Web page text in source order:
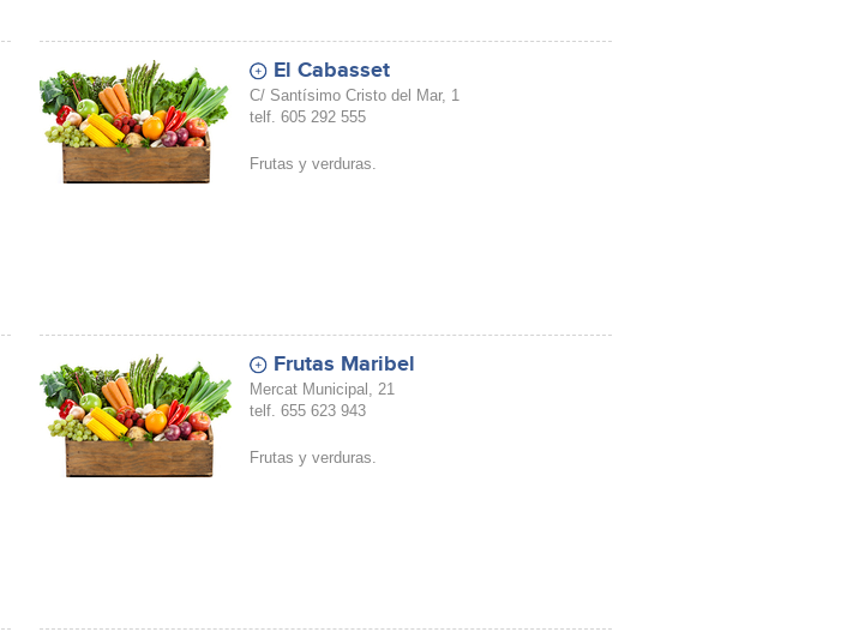
El Cabasset
C/ Santísimo Cristo del Mar, 1
telf. 605 292 555
Frutas y verduras.
Frutas Maribel
Mercat Municipal, 21
telf. 655 623 943
Frutas y verduras.